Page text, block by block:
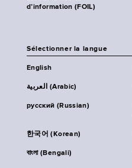
d’information (FOIL)
Sélectionner la langue
English
العربية (Arabic)
русский (Russian)
한국어 (Korean)
বাংলা (Bengali)